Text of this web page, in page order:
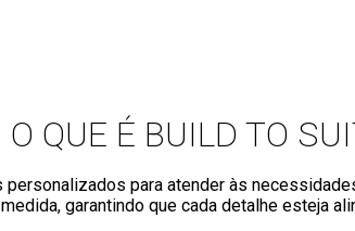
O QUE É BUILD TO
para atender às
garantindo que cada detalhe esteja